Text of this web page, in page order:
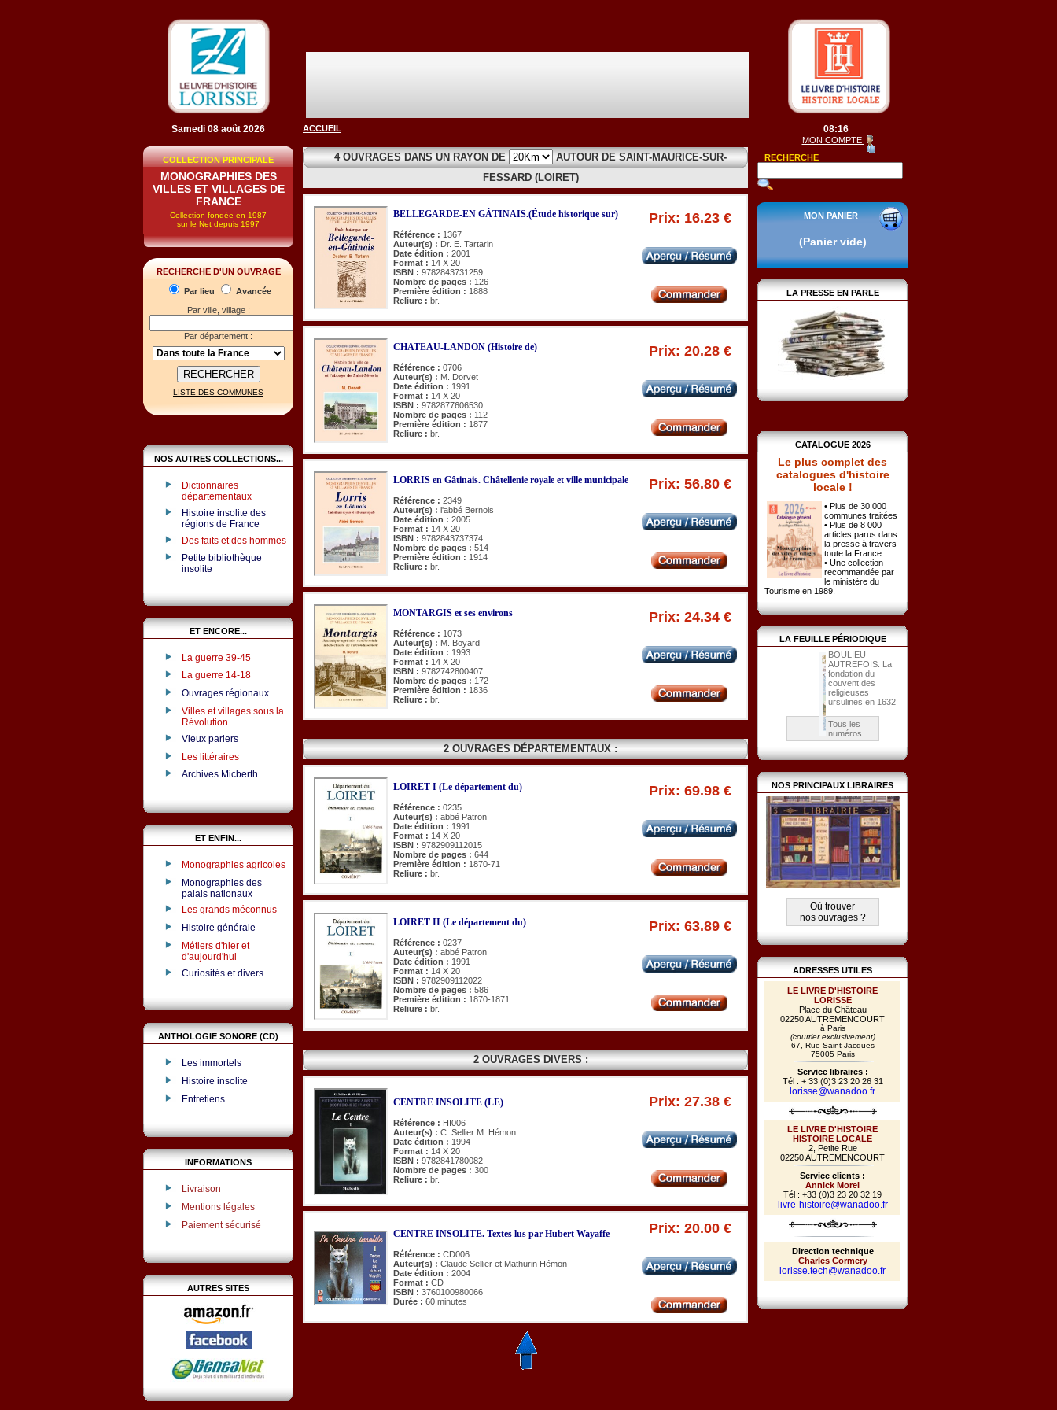
Samedi 08 août 2026
COLLECTION PRINCIPALE
MONOGRAPHIES DES
VILLES ET VILLAGES DE
FRANCE
Collection fondée en 1987
sur le Net depuis 1997
RECHERCHE D'UN OUVRAGE
Par lieu
Avancée
Par ville, village :
Par département :
LISTE DES COMMUNES
NOS AUTRES COLLECTIONS...
Dictionnaires
départementaux
Histoire insolite des
régions de France
Des faits et des hommes
Petite bibliothèque
insolite
ET ENCORE...
La guerre 39-45
La guerre 14-18
Ouvrages régionaux
Villes et villages sous la
Révolution
Vieux parlers
Les littéraires
Archives Micberth
ET ENFIN...
Monographies agricoles
Monographies des
palais nationaux
Les grands méconnus
Histoire générale
Métiers d'hier et
d'aujourd'hui
Curiosités et divers
ANTHOLOGIE SONORE (CD)
Les immortels
Histoire insolite
Entretiens
INFORMATIONS
Livraison
Mentions légales
Paiement sécurisé
AUTRES SITES
ACCUEIL
4 OUVRAGES DANS UN RAYON DE
AUTOUR DE SAINT-MAURICE-SUR-
FESSARD (LOIRET)
BELLEGARDE-EN GÂTINAIS.(Étude historique sur)
Référence : 1367
Auteur(s) : Dr. E. Tartarin
Date édition : 2001
Format : 14 X 20
ISBN : 9782843731259
Nombre de pages : 126
Première édition : 1888
Reliure : br.
Prix: 16.23 €
CHATEAU-LANDON (Histoire de)
Référence : 0706
Auteur(s) : M. Dorvet
Date édition : 1991
Format : 14 X 20
ISBN : 9782877606530
Nombre de pages : 112
Première édition : 1877
Reliure : br.
Prix: 20.28 €
LORRIS en Gâtinais. Châtellenie royale et ville municipale
Référence : 2349
Auteur(s) : l'abbé Bernois
Date édition : 2005
Format : 14 X 20
ISBN : 9782843737374
Nombre de pages : 514
Première édition : 1914
Reliure : br.
Prix: 56.80 €
MONTARGIS et ses environs
Référence : 1073
Auteur(s) : M. Boyard
Date édition : 1993
Format : 14 X 20
ISBN : 9782742800407
Nombre de pages : 172
Première édition : 1836
Reliure : br.
Prix: 24.34 €
2 OUVRAGES DÉPARTEMENTAUX :
LOIRET I (Le département du)
Référence : 0235
Auteur(s) : abbé Patron
Date édition : 1991
Format : 14 X 20
ISBN : 9782909112015
Nombre de pages : 644
Première édition : 1870-71
Reliure : br.
Prix: 69.98 €
LOIRET II (Le département du)
Référence : 0237
Auteur(s) : abbé Patron
Date édition : 1991
Format : 14 X 20
ISBN : 9782909112022
Nombre de pages : 586
Première édition : 1870-1871
Reliure : br.
Prix: 63.89 €
2 OUVRAGES DIVERS :
CENTRE INSOLITE (LE)
Référence : HI006
Auteur(s) : C. Sellier M. Hémon
Date édition : 1994
Format : 14 X 20
ISBN : 9782841780082
Nombre de pages : 300
Reliure : br.
Prix: 27.38 €
CENTRE INSOLITE. Textes lus par Hubert Wayaffe
Référence : CD006
Auteur(s) : Claude Sellier et Mathurin Hémon
Date édition : 2004
Format : CD
ISBN : 3760100980066
Durée : 60 minutes
Prix: 20.00 €
08:16
MON COMPTE
RECHERCHE
MON PANIER
(Panier vide)
LA PRESSE EN PARLE
CATALOGUE 2026
Le plus complet des
catalogues d'histoire
locale !
• Plus de 30 000
communes traitées
• Plus de 8 000
articles parus dans
la presse à travers
toute la France.
• Une collection
recommandée par
le ministère du
Tourisme en 1989.
LA FEUILLE PÉRIODIQUE
BOULIEU
AUTREFOIS. La
fondation du
couvent des
religieuses
ursulines en 1632
Tous les
numéros
NOS PRINCIPAUX LIBRAIRES
Où trouver
nos ouvrages ?
ADRESSES UTILES
LE LIVRE D'HISTOIRE
LORISSE
Place du Château
02250 AUTREMENCOURT
à Paris
(courrier exclusivement)
67, Rue Saint-Jacques
75005 Paris
Service libraires :
Tél : + 33 (0)3 23 20 26 31
lorisse@wanadoo.fr
LE LIVRE D'HISTOIRE
HISTOIRE LOCALE
2, Petite Rue
02250 AUTREMENCOURT
Service clients :
Annick Morel
Tél : +33 (0)3 23 20 32 19
livre-histoire@wanadoo.fr
Direction technique
Charles Cormery
lorisse.tech@wanadoo.fr